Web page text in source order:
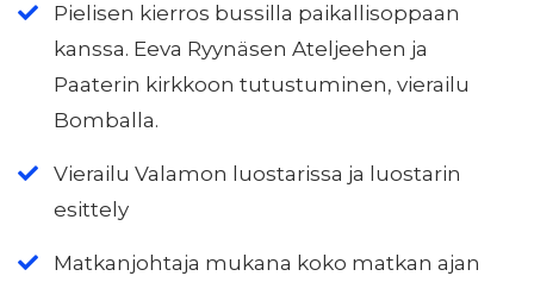
Pielisen kierros bussilla paikallisoppaan
kanssa. Eeva Ryynäsen Ateljeehen ja
Paaterin kirkkoon tutustuminen, vierailu
Bomballa.
Vierailu Valamon luostarissa ja luostarin
esittely
Matkanjohtaja mukana koko matkan ajan